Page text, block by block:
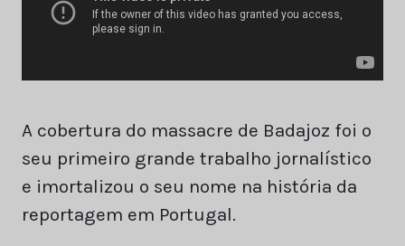
A cobertura do massacre de Badajoz foi o
seu primeiro grande trabalho jornalístico
e imortalizou o seu nome na história da
reportagem em Portugal.